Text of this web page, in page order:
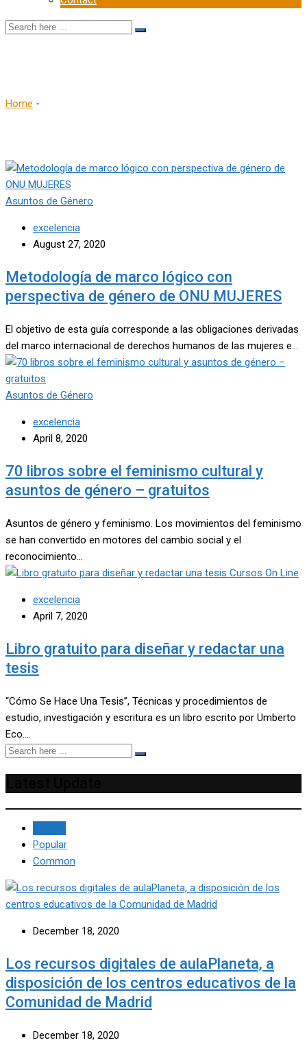
Home -
Asuntos de Género
excelencia
August 27, 2020
Metodología de marco lógico con
perspectiva de género de ONU MUJERES
El objetivo de esta guía corresponde a las obligaciones derivadas
del marco internacional de derechos humanos de las mujeres e…
Asuntos de Género
excelencia
April 8, 2020
70 libros sobre el feminismo cultural y
asuntos de género – gratuitos
Asuntos de género y feminismo. Los movimientos del feminismo
se han convertido en motores del cambio social y el
reconocimiento…
Cursos On Line
excelencia
April 7, 2020
Libro gratuito para diseñar y redactar una
tesis
“Cómo Se Hace Una Tesis”, Técnicas y procedimientos de
estudio, investigación y escritura es un libro escrito por Umberto
Eco.…
Popular
Common
December 18, 2020
Los recursos digitales de aulaPlaneta, a
disposición de los centros educativos de la
Comunidad de Madrid
December 18, 2020